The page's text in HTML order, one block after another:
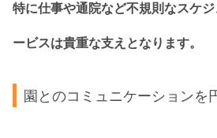
特に仕事や通院など不規則なスケ
ービスは貴重な支えとなります。
園とのコミュニケーションを